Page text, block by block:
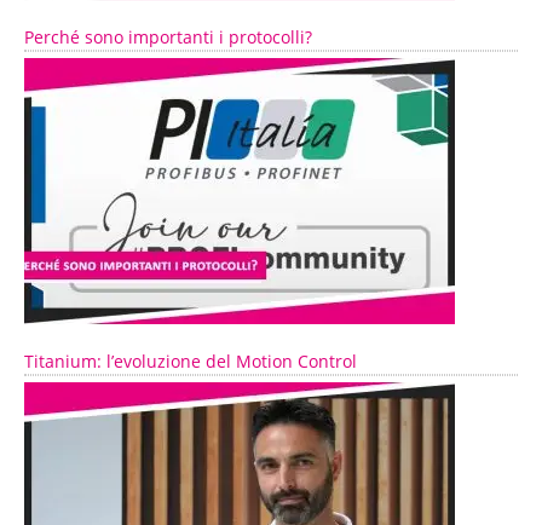
Perché sono importanti i protocolli?
Titanium: l’evoluzione del Motion Control